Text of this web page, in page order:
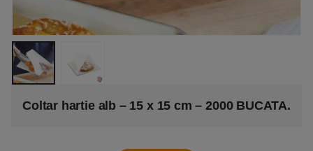
Coltar hartie alb – 15 x 15 cm – 2000 BUCATA.